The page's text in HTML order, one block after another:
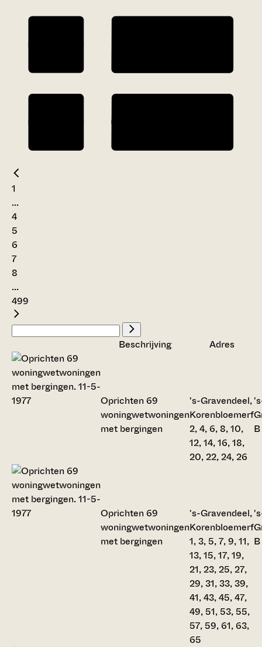
1
...
4
5
6
7
8
...
499
Beschrijving Adres
Oprichten 69
woningwetwoningen
met bergingen
's-Gravendeel,
Korenbloemerf
2, 4, 6, 8, 10,
12, 14, 16, 18,
20, 22, 24, 26
Oprichten 69
woningwetwoningen
met bergingen
's-Gravendeel,
Korenbloemerf
1, 3, 5, 7, 9, 11,
13, 15, 17, 19,
21, 23, 25, 27,
29, 31, 33, 39,
41, 43, 45, 47,
49, 51, 53, 55,
57, 59, 61, 63,
65